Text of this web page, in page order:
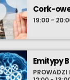
będziemy tematy
zapraszać kolejnych
idee tradycji oraz
realiach XXI wieku.
Cork-
19:00 -
Emitypy
PROWADZI